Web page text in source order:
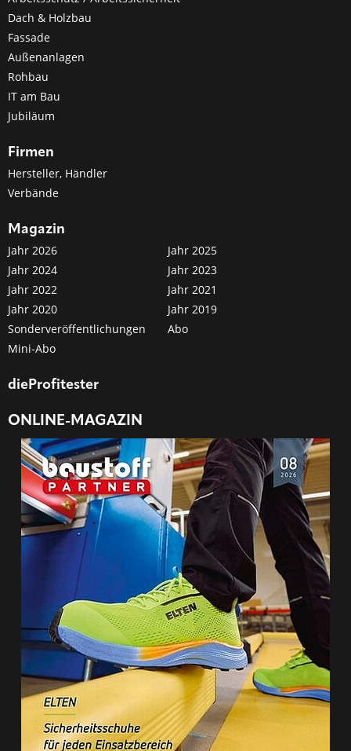
Dach & Holzbau
Fassade
Außenanlagen
Rohbau
IT am Bau
Jubiläum
Firmen
Hersteller, Händler
Verbände
Magazin
Jahr 2026
Jahr 2025
Jahr 2024
Jahr 2023
Jahr 2022
Jahr 2021
Jahr 2020
Jahr 2019
Sonderveröffentlichungen
Abo
Mini-Abo
dieProfitester
ONLINE-MAGAZIN